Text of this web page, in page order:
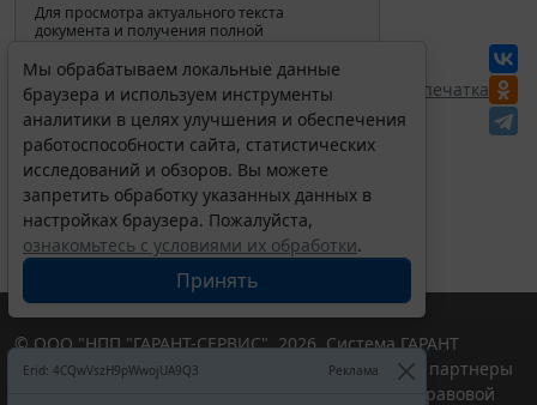
Для просмотра актуального текста
документа и получения полной
изменениях и порядке применения
документа, воспользуйтесь поиском в
Интернет-версии системы ГАРАНТ:
Перепечатка
Мы обрабатываем локальные данные
браузера и используем инструменты
аналитики в целях улучшения и обеспечения
работоспособности сайта, статистических
исследований и обзоров. Вы можете
запретить обработку указанных данных в
настройках браузера. Пожалуйста,
ознакомьтесь с условиями их обработки.
Принять
Erid: 4CQwVszH9pWwojUA9Q3 Реклама
© ООО "НПП "ГАРАНТ-СЕРВИС", 2026. Система ГАРАНТ
выпускается с 1990 года. Компания "Гарант" и ее партнеры
являются участниками Российской ассоциации правовой